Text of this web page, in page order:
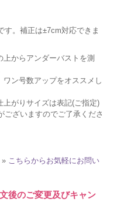
す。補正は±7cm対応できま
からアンダーバストを測
ン号数アップをオススメし
がりサイズは表記(ご指定)
ございますのでご了承くださ
» こちらからお気軽にお問い
後のご変更及びキャン